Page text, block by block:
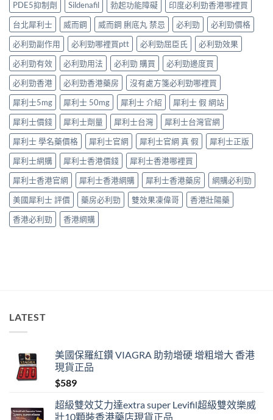
男
性
必
讀〉
中
醫
學
真
相
大
公
開〉
中
20〉
中
威
嘅
速
效
話
術
要
打
折
讀〉
中
先
有
效？
冇
效
嘅
原
因
逐
個
捉
——
藥
師：
九
成
「冇
效」
投
訴，
其
實
掂〉
PDE5抑制劑 Sildenafil 勃起功能障礙
印度必利勁香港哪裡買
台北犀利士
威而鋼 威而鋼 脷底丸 禁忌 必利勁
必利勁價格
必利勁副作用
必利勁哪裡買ptt 必利勁屈臣氏
必利勁效果
必利勁有效
必利勁用法 必利勁 購買
必利勁邊度買
必利勁香港
必利勁香港藥房
沒有處方箋必利勁哪裡買
犀利士5mg
犀利士 50mg 犀利士 介紹
犀利士 假 網站
犀利士價錢
犀利士劑量 犀利士台灣
犀利士台灣官網
犀利士 學名藥價格
犀利士官網 犀利士官網 真 假
犀利士正版
犀利士網購
犀利士香港價錢
犀利士香港哪裡買
犀利士香港官網
犀利士香港網購 犀利士香港藥房
網購必利勁
美國犀利士 評價
藥房必利勁 雙效果凍偉哥
香港壯陽藥
香港必利勁
香港網購
LATEST
美國保羅紅鑽 VIAGRA 助勃增硬 增粗增大 香港
現貨正品
$589
超級雙效艾力達extra super Levifil超級雙效樂威
壯10顆裝香港藥店現貨正品